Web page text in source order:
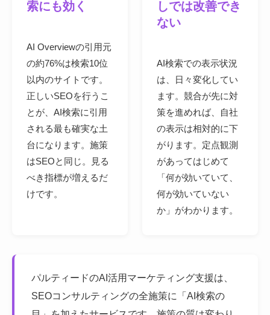
索にも効く
AI Overviewの引用元
の約76%は検索10位
以内のサイトです。
正しいSEOを行うこ
とが、AI検索に引用
される最も確実な土
台になります。施策
はSEOと同じ。見る
べき指標が増えるだ
けです。
しでは改善でき
ない
AI検索での表示状況
は、日々変化してい
ます。競合が先に対
策を進めれば、自社
の表示は相対的に下
がります。定点観測
があってはじめて
「何が効いていて、
何が効いていない
か」がわかります。
パルティードのAI活用マーケティング支援は、
SEOコンサルティングの全施策に「AI検索の